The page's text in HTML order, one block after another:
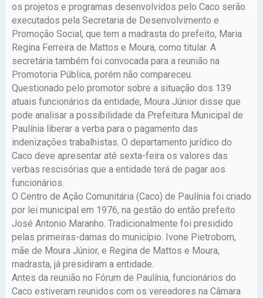
os projetos e programas desenvolvidos pelo Caco serão
executados pela Secretaria de Desenvolvimento e
Promoção Social, que tem a madrasta do prefeito, Maria
Regina Ferreira de Mattos e Moura, como titular. A
secretária também foi convocada para a reunião na
Promotoria Pública, porém não compareceu.
Questionado pelo promotor sobre a situação dos 139
atuais funcionários da entidade, Moura Júnior disse que
pode analisar a possibilidade da Prefeitura Municipal de
Paulínia liberar a verba para o pagamento das
indenizações trabalhistas. O departamento jurídico do
Caco deve apresentar até sexta-feira os valores das
verbas rescisórias que a entidade terá de pagar aos
funcionários.
O Centro de Ação Comunitária (Caco) de Paulínia foi criado
por lei municipal em 1976, na gestão do então prefeito
José Antonio Maranho. Tradicionalmente foi presidido
pelas primeiras-damas do município. Ivone Pietrobom,
mãe de Moura Júnior, e Regina de Mattos e Moura,
madrasta, já presidiram a entidade.
Antes da reunião no Fórum de Paulínia, funcionários do
Caco estiveram reunidos com os vereadores na Câmara